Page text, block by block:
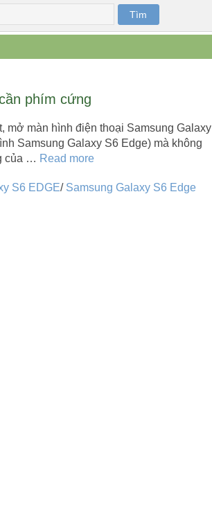
phím cứng
mở màn hình điện thoại Samsung Galaxy
Samsung Galaxy S6 Edge) mà không
của … Read more
S6 EDGE/ Samsung Galaxy S6 Edge